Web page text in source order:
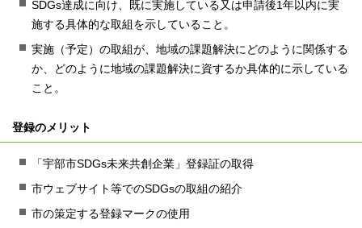
SDGs達成に向け、既に実施している又は申請後1年以内に実
施する具体的な取組を示していること。
実施（予定）の取組が、地域の課題解決にどのように関係する
か、どのように地域の課題解決に資するか具体的に示している
こと。
登録のメリット
「宇部市SDGs未来共創企業」登録証の取得
市ウェブサイト等でのSDGsの取組の紹介
市の策定する登録マークの使用